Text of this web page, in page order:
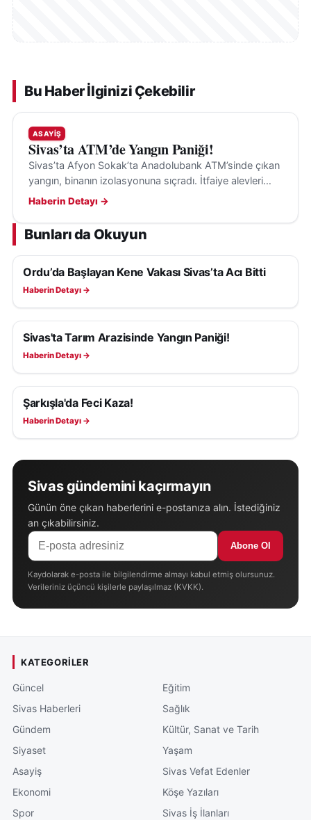
Bu Haber İlginizi Çekebilir
ASAYIŞ
Sivas’ta ATM’de Yangın Paniği!
Sivas’ta Afyon Sokak’ta Anadolubank ATM’sinde çıkan
yangın, binanın izolasyonuna sıçradı. İtfaiye alevleri
büyümeden söndürürken çıkış nedeni araştırılıyor.
Haberin Detayı →
Bunları da Okuyun
ASAYIŞ
Ordu’da Başlayan Kene Vakası Sivas’ta Acı Bitti
Haberin Detayı →
ASAYIŞ
Sivas'ta Tarım Arazisinde Yangın Paniği!
Haberin Detayı →
ASAYIŞ
Şarkışla'da Feci Kaza!
Haberin Detayı →
Sivas gündemini kaçırmayın
Günün öne çıkan haberlerini e-postanıza alın. İstediğiniz
an çıkabilirsiniz.
Abone Ol
Kaydolarak e-posta ile bilgilendirme almayı kabul etmiş olursunuz.
Verileriniz üçüncü kişilerle paylaşılmaz (KVKK).
KATEGORILER
Güncel
Sivas Haberleri
Gündem
Siyaset
Asayiş
Ekonomi
Spor
Eğitim
Sağlık
Kültür, Sanat ve Tarih
Yaşam
Sivas Vefat Edenler
Köşe Yazıları
Sivas İş İlanları